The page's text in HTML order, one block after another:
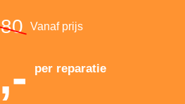
Vanaf prijs
per reparatie